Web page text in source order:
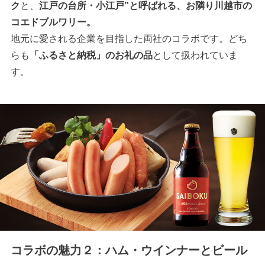
ク と、 江戸の台所・小江戸”と呼ばれる、お隣り川越市の
コエドブルワリー。
地元に愛される企業を目指した両社のコラボです。どち
らも
「ふるさと納税」のお礼の品として扱われていま
す。
コラボの魅力２：ハム・ウインナーとビール